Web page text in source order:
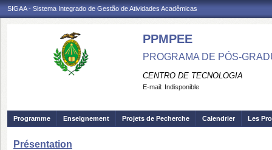
SIGAA - Sistema Integrado de Gestão de Atividades Acadêmicas
PPMPEE
PROGRAMA DE PÓS-
CENTRO DE TECNOLOGIA
E-mail: Indisponible
Programme Enseignement Projets de Pecherche Calendrier Les
Présentation